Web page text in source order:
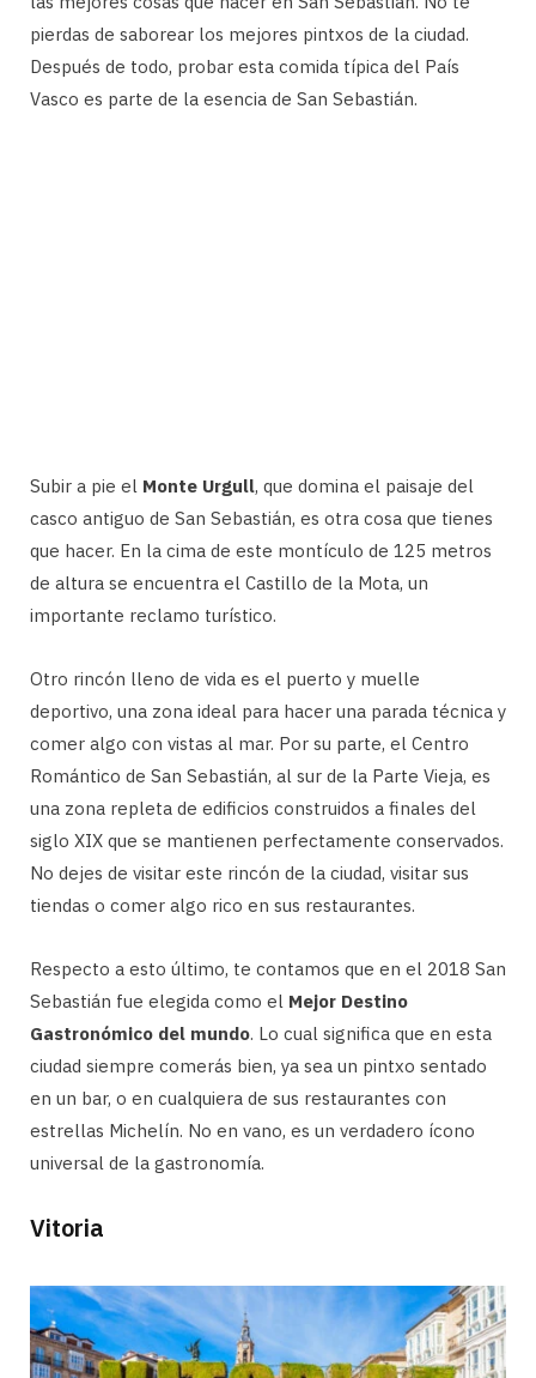
pierdas de saborear los mejores pintxos de la ciudad.
Después de todo, probar esta comida típica del País
Vasco es parte de la esencia de San Sebastián.
Subir a pie el Monte Urgull, que domina el paisaje del
casco antiguo de San Sebastián, es otra cosa que tienes
que hacer. En la cima de este montículo de 125 metros
de altura se encuentra el Castillo de la Mota, un
importante reclamo turístico.
Otro rincón lleno de vida es el puerto y muelle
deportivo, una zona ideal para hacer una parada técnica y
comer algo con vistas al mar. Por su parte, el Centro
Romántico de San Sebastián, al sur de la Parte Vieja, es
una zona repleta de edificios construidos a finales del
siglo XIX que se mantienen perfectamente conservados.
No dejes de visitar este rincón de la ciudad, visitar sus
tiendas o comer algo rico en sus restaurantes.
Respecto a esto último, te contamos que en el 2018 San
Sebastián fue elegida como el Mejor Destino
Gastronómico del mundo. Lo cual significa que en esta
ciudad siempre comerás bien, ya sea un pintxo sentado
en un bar, o en cualquiera de sus restaurantes con
estrellas Michelín. No en vano, es un verdadero ícono
universal de la gastronomía.
Vitoria